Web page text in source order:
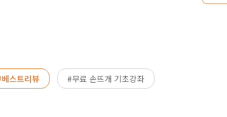
스트리뷰 #무료 손뜨개 기초강좌